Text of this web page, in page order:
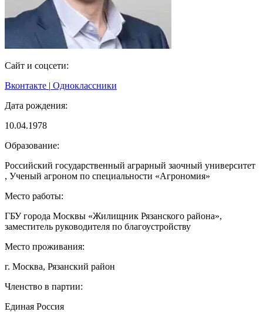
Сайт и соцсети:
Вконтакте | Одноклассники
Дата рождения:
10.04.1978
Образование:
Российский государственный аграрный заочный университет
, Ученый агроном по специальности «Агрономия»
Место работы:
ГБУ города Москвы «Жилищник Рязанского района»,
заместитель руководителя по благоустройству
Место проживания:
г. Москва, Рязанский район
Членство в партии:
Единая Россия